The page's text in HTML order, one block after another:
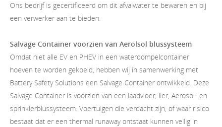
Ons bedrijf is gecertificeerd om dit afvalwater te bewaren en bij
een verwerker aan te bieden.
Salvage Container voorzien van Aerolsol blussysteem
Omdat niet alle EV en PHEV in een waterdompelcontainer
hoeven te worden gekoeld, hebben wij in samenwerking met
Battery Safety Solutions een Salvage Container ontwikkeld. Deze
Salvage Container is voorzien van een laadvloer, lier, Aerosol- en
sprinklerblussysteem. Voertuigen die verdacht zijn, of waar risico
bestaat dat er een thermal runaway ontstaat kunnen veilig in